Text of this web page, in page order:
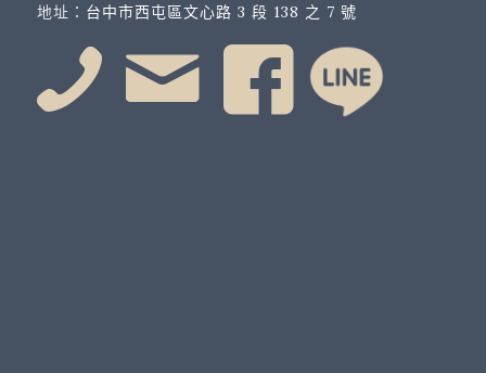
地址： 台中市西屯區文心路 3 段 138 之 7 號